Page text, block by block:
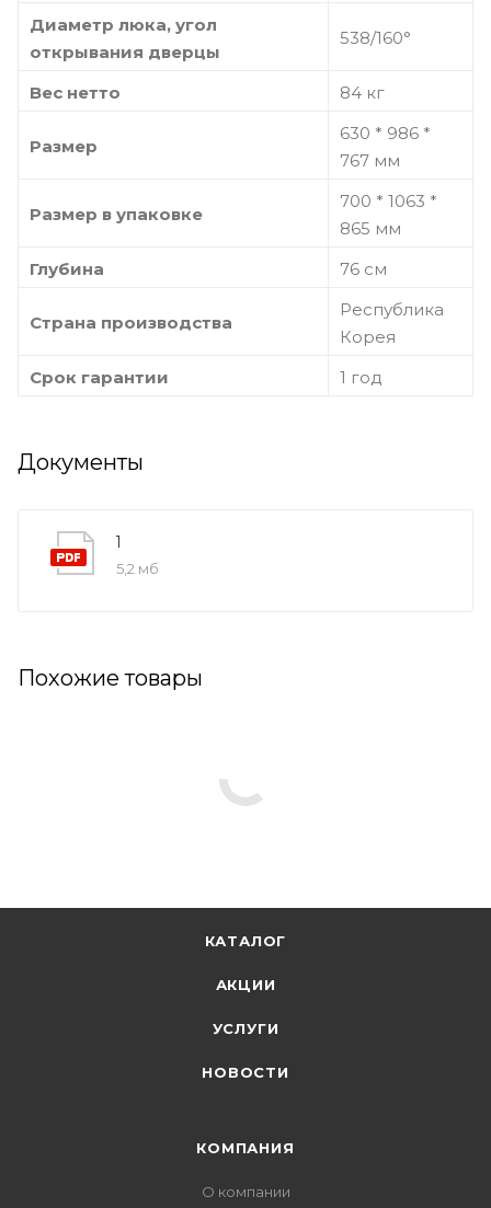
Диаметр люка, угол
открывания дверцы
538/160°
Вес нетто 84 кг
Размер
630 * 986 *
767 мм
Размер в упаковке
700 * 1063 *
865 мм
Глубина
76 см
Страна производства
Республика
Корея
Срок гарантии
1 год
Документы
1
5,2 мб
Похожие товары
КАТАЛОГ
АКЦИИ
УСЛУГИ
НОВОСТИ
КОМПАНИЯ
О компании